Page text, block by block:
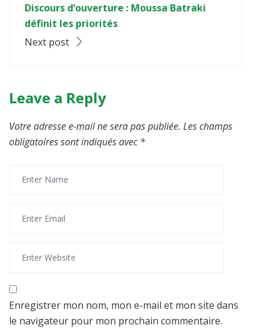
Discours d’ouverture : Moussa Batraki
définit les priorités
Next post
Leave a Reply
Votre adresse e-mail ne sera pas publiée. Les champs
obligatoires sont indiqués avec*
Enregistrer mon nom, mon e-mail et mon site dans
le navigateur pour mon prochain commentaire.